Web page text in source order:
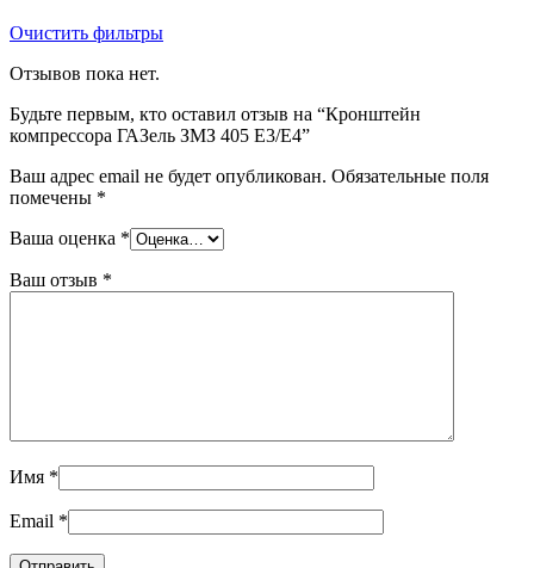
Очистить фильтры
Отзывов пока нет.
Будьте первым, кто оставил отзыв на “Кронштейн
компрессора ГАЗель ЗМЗ 405 Е3/Е4”
Ваш адрес email не будет опубликован. Обязательные поля
помечены *
Ваша оценка *
Ваш отзыв *
Имя *
Email *